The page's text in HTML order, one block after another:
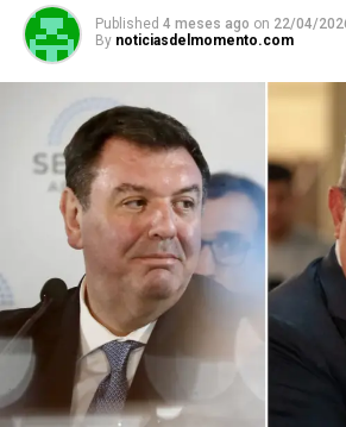
Published 4 meses ago on 22/04/
By noticiasdelmomento.com